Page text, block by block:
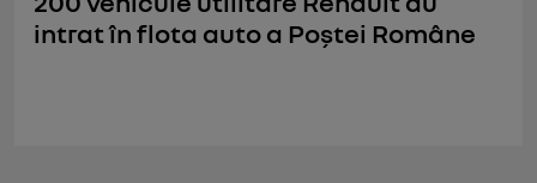
intrat în flota auto a Poștei Române